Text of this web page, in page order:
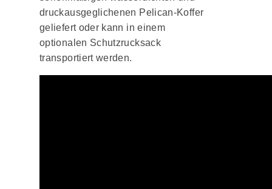
druckausgeglichenen Pelican-Koffer
geliefert oder kann in einem
optionalen Schutzrucksack
transportiert werden.